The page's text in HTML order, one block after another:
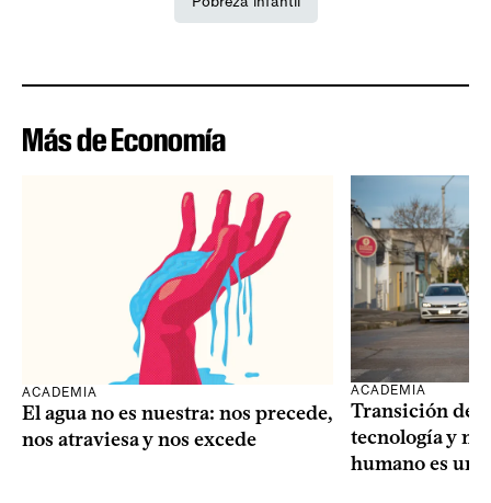
Más de Economía
ACADEMIA
El agua no es nuestra: nos precede,
nos atraviesa y nos excede
ACADEMIA
Transición
tecnología y
humano es